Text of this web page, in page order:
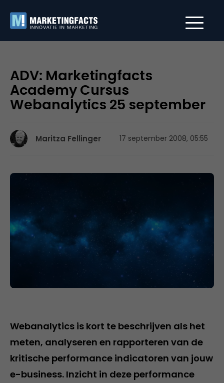
ADV: Marketingfacts
Academy Cursus
Webanalytics 25 september
Maritza Fellinger 17 september 2008, 05:55
Webanalytics is kort te beschrijven als het
meten, analyseren en rapporteren van de
kritische performance indicatoren van jouw
e-business. Inzicht in deze performance